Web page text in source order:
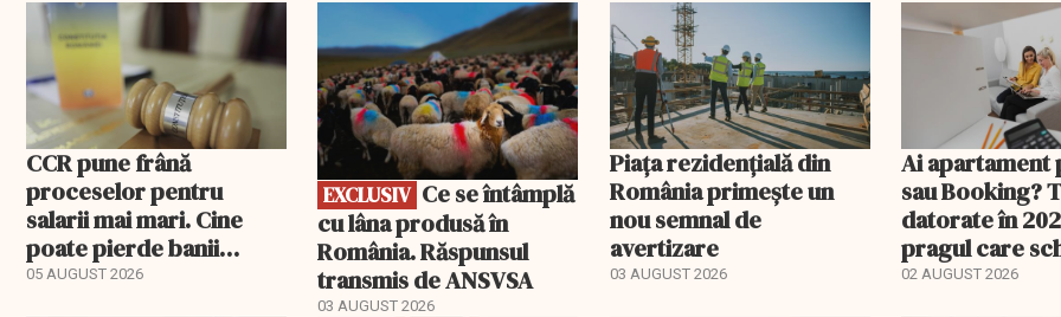
CCR pune frână
proceselor pentru
salarii mai mari. Cine
poate pierde banii
ceruți statului
05 AUGUST 2026
EXCLUSIV
EXCLUSIV
cu lâna produsă în
România. Răspunsul
transmis de ANSVSA
03 AUGUST 2026
Piața rezidențială din
România primește un
nou semnal de
avertizare
03 AUGUST 2026
Ai apartament
sau Booking?
datorate în
pragul care
regimul fiscal
02 AUGUST 2026